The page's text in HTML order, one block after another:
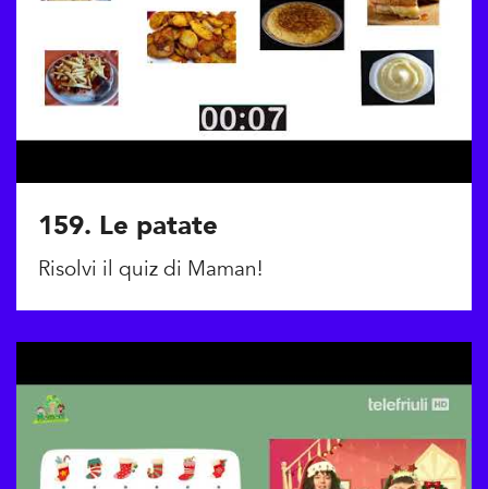
159. Le patate
Risolvi il quiz di Maman!